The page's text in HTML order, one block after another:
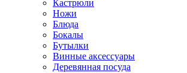
Кастрюли
Ножи
Блюда
Бокалы
Бутылки
Винные аксессуары
Деревянная посуда